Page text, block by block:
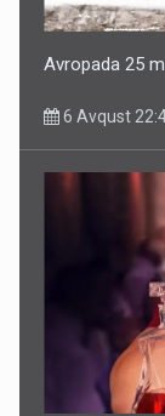
Avropada 25
6 Avqust